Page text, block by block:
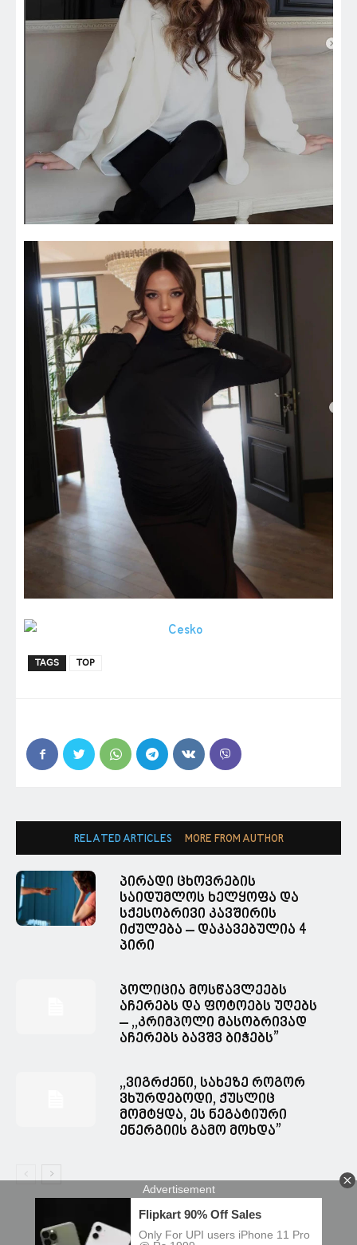
TAGS TOP
RELATED ARTICLES MORE FROM AUTHOR
პირადი ცხოვრების
საიდუმლოს ხელყოფა და
სქესობრივი კავშირის
იძულება – დაკავებულია 4
პირი
პოლიცია მოსწავლეებს
აჩერებს და ფოტოებს უღებს
– ,,კრიმპოლი მასობრივად
აჩერებს ბავშვ ბიჭებს”
,,ვიგრძენი, სახეზე როგორ
ვხურდებოდი, ქუსლიც
მომტყდა, ეს ნეგატიური
ენერგიის გამო მოხდა”